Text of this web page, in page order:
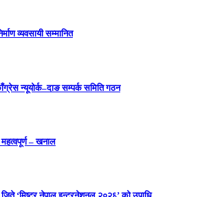
व्यवसायी सम्मानित
न्यूयोर्क–दाङ सम्पर्क समिति गठन
– खनाल